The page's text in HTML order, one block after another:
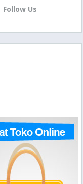
Follow Us